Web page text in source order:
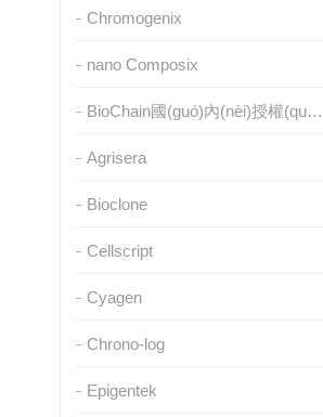
Chromogenix
nano Composix
BioChain國(guó)內(nèi)授權(quán)代理
Agrisera
Bioclone
Cellscript
Cyagen
Chrono-log
Epigentek